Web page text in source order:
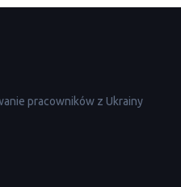
pracowników z Ukrainy